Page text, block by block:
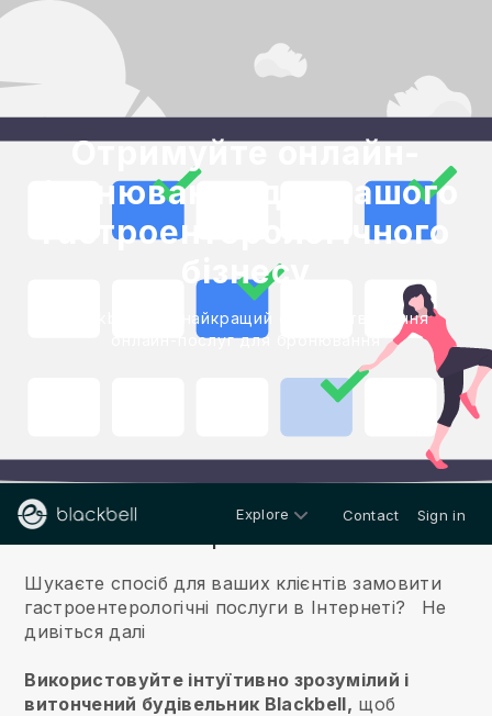
Отримуйте онлайн-
бронювання для вашого
гастроентерологічного
бізнесу
Blackbell - це найкращий спосіб створення
онлайн-послуг для бронювання
Explore Contact Sign in
Шукаєте спосіб для ваших клієнтів замовити
гастроентерологічні послуги в Інтернеті?
Не
дивіться далі
Використовуйте інтуїтивно зрозумілий і
витончений будівельник Blackbell, щоб